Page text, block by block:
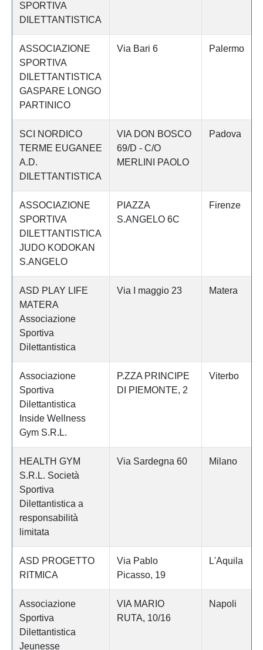
SPORTIVA
DILETTANTISTICA
ASSOCIAZIONE
SPORTIVA
DILETTANTISTICA
GASPARE LONGO
PARTINICO
Via Bari 6 Palermo
SCI NORDICO
TERME EUGANEE
A.D.
DILETTANTISTICA
VIA DON BOSCO
69/D - C/O
MERLINI PAOLO
Padova
ASSOCIAZIONE
SPORTIVA
DILETTANTISTICA
JUDO KODOKAN
S.ANGELO
PIAZZA
S.ANGELO 6C
Firenze
ASD PLAY LIFE
MATERA
Associazione
Sportiva
Dilettantistica
Via I maggio 23 Matera
Associazione
Sportiva
Dilettantistica
Inside Wellness
Gym S.R.L.
P.ZZA PRINCIPE
DI PIEMONTE, 2
Viterbo
HEALTH GYM
S.R.L. Società
Sportiva
Dilettantistica a
responsabilità
limitata
Via Sardegna 60 Milano
ASD PROGETTO
RITMICA
Via Pablo
Picasso, 19
L'Aquila
Associazione
Sportiva
Dilettantistica
Jeunesse
VIA MARIO
RUTA, 10/16
Napoli